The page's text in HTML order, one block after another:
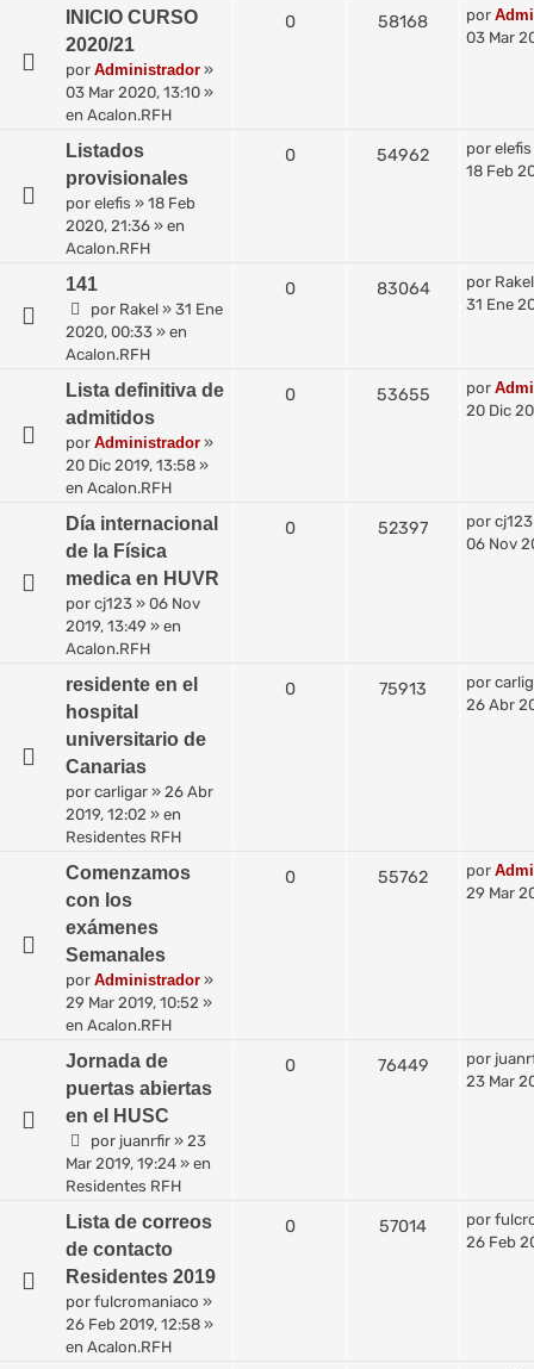
INICIO CURSO
2020/21
por Administrador »
03 Mar 2020, 13:10 »
en Acalon.RFH
0 58168 por
03 Mar
Listados
provisionales
por elefis » 18 Feb
2020, 21:36 » en
Acalon.RFH
0 54962 por elefis
18 Feb
141
por Rakel » 31 Ene
2020, 00:33 » en
Acalon.RFH
0 83064 por Rakel
31 Ene
Lista definitiva de
admitidos
por Administrador »
20 Dic 2019, 13:58 »
en Acalon.RFH
0 53655 por
20 Dic
Día internacional
de la Física
medica en HUVR
por cj123 » 06 Nov
2019, 13:49 » en
Acalon.RFH
0 52397 por cj123
06 Nov
residente en el
hospital
universitario de
Canarias
por carligar » 26 Abr
2019, 12:02 » en
Residentes RFH
0 75913 por
26 Abr
Comenzamos
con los
exámenes
Semanales
por Administrador »
29 Mar 2019, 10:52 »
en Acalon.RFH
0 55762 por
29 Mar
Jornada de
puertas abiertas
en el HUSC
por juanrfir » 23
Mar 2019, 19:24 » en
Residentes RFH
0 76449 por
23 Mar
Lista de correos
de contacto
Residentes 2019
por fulcromaniaco »
26 Feb 2019, 12:58 »
en Acalon.RFH
0 57014 por
26 Feb